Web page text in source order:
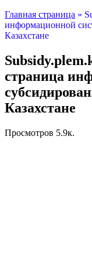
Главная страница »
информационной
Казахстане
страница
Казахстане
Просмотров 5.9к.